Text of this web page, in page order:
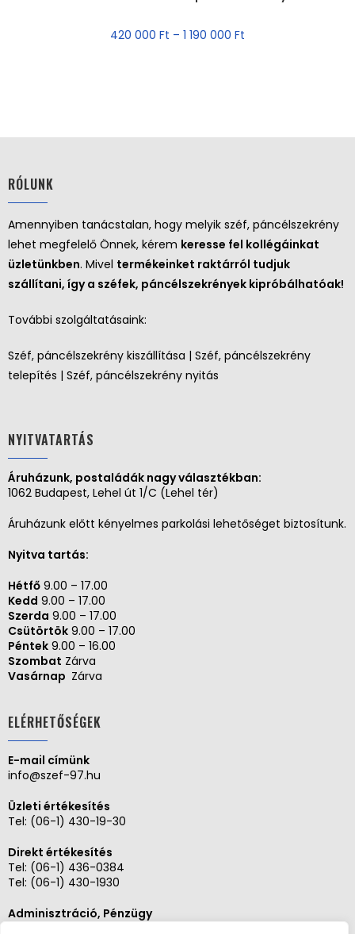
420 000 Ft – 1 190 000 Ft
RÓLUNK
Amennyiben tanácstalan, hogy melyik széf, páncélszekrény
lehet megfelelő Önnek, kérem keresse fel kollégáinkat
üzletünkben. Mivel termékeinket raktárról tudjuk
szállítani, így a széfek, páncélszekrények kipróbálhatóak!
További szolgáltatásaink:
Széf, páncélszekrény kiszállítása | Széf, páncélszekrény
telepítés | Széf, páncélszekrény nyitás
NYITVATARTÁS
Áruházunk, postaládák nagy választékban:
1062 Budapest, Lehel út 1/C (Lehel tér)
Áruházunk előtt kényelmes parkolási lehetőséget biztosítunk.
Nyitva tartás:
Hétfő 9.00 – 17.00
Kedd 9.00 – 17.00
Szerda 9.00 – 17.00
Csütörtök 9.00 – 17.00
Péntek 9.00 – 16.00
Szombat Zárva
Vasárnap Zárva
ELÉRHETŐSÉGEK
E-mail címünk
info@szef-97.hu
Üzleti értékesítés
Tel: (06-1) 430-19-30
Direkt értékesítés
Tel: (06-1) 436-0384
Tel: (06-1) 430-1930
Adminisztráció, Pénzügy